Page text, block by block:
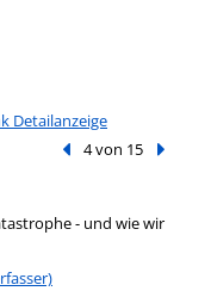
Detailanzeige
Vorheriger Treffer
4 von 15
- und wie wir
Verfasser